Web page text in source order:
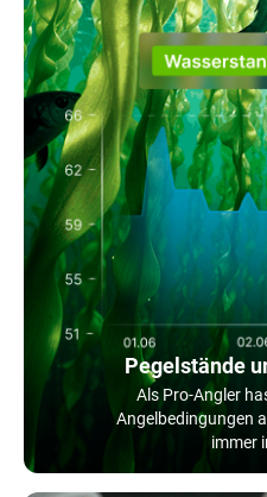
Pegelstände
Als Pro-Angler
Angelbedingungen
immer